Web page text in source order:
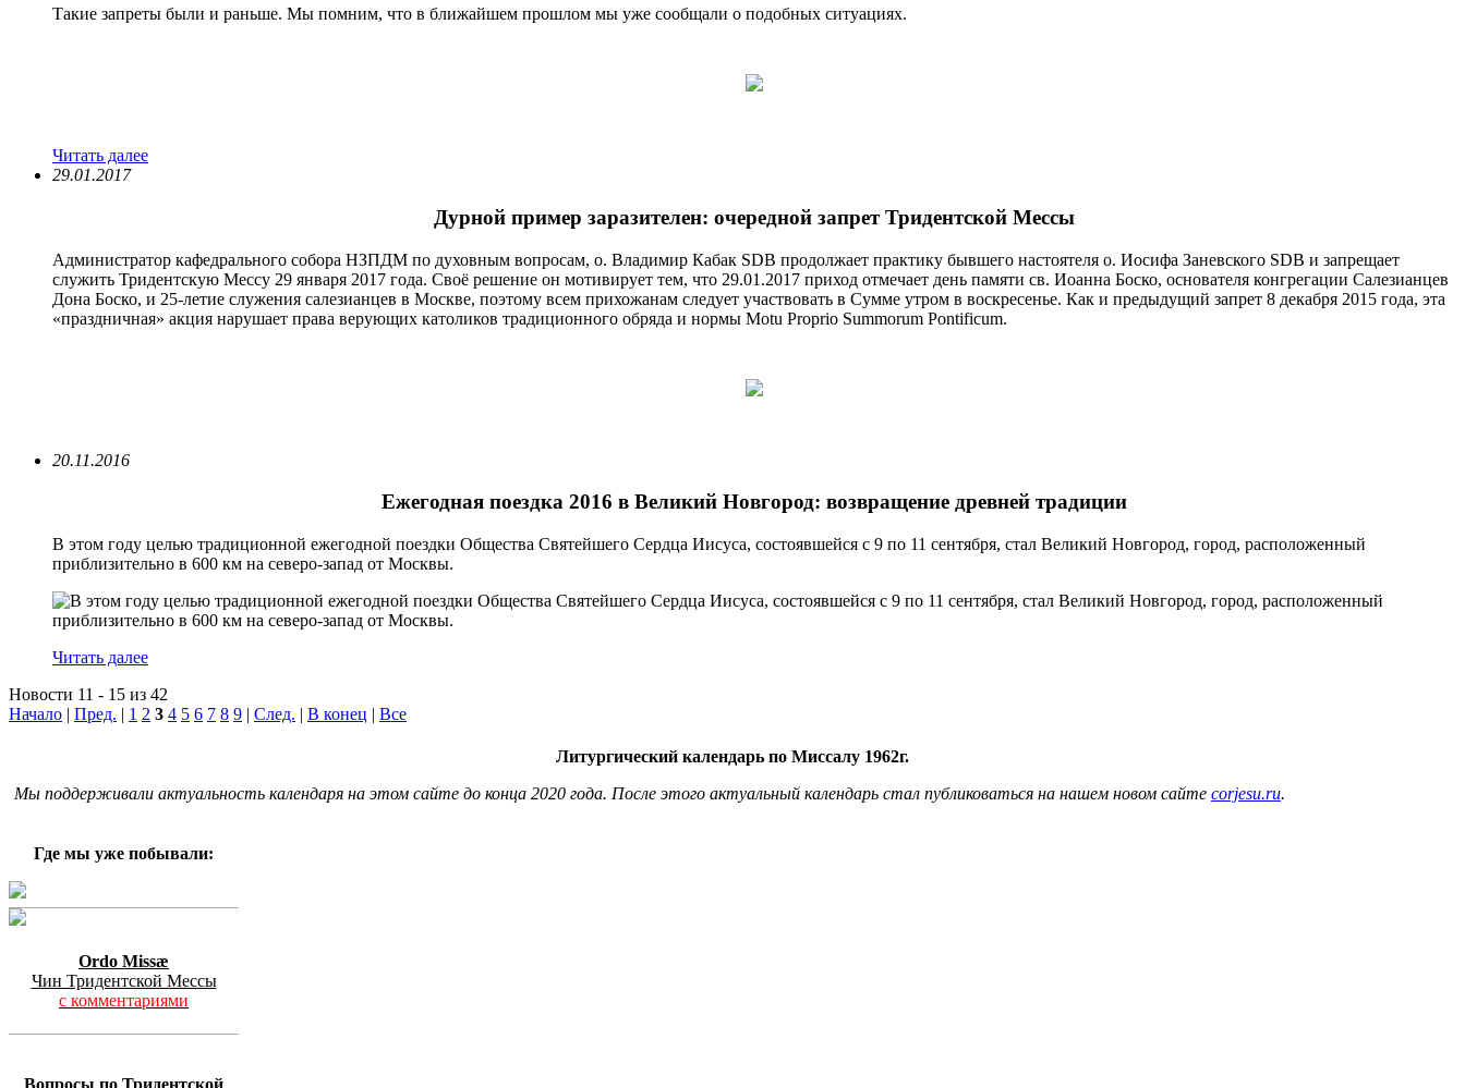
Такие запреты были и раньше. Мы помним, что в ближайшем прошлом мы уже сообщали о подобных ситуациях.
Читать далее
29.01.2017
Дурной пример заразителен: очередной запрет Тридентской Мессы
Администратор кафедрального собора НЗПДМ по духовным вопросам, о. Владимир Кабак SDB продолжает практику бывшего настоятеля о. Иосифа Заневского SDB и запрещает
служить Тридентскую Мессу 29 января 2017 года. Своё решение он мотивирует тем, что 29.01.2017 приход отмечает день памяти св. Иоанна Боско, основателя конгрегации Салезианцев
Дона Боско, и 25-летие служения салезианцев в Москве, поэтому всем прихожанам следует участвовать в Сумме утром в воскресенье. Как и предыдущий запрет 8 декабря 2015 года, эта
«праздничная» акция нарушает права верующих католиков традиционного обряда и нормы Motu Proprio Summorum Pontificum.
20.11.2016
Ежегодная поездка 2016 в Великий Новгород: возвращение древней традиции
В этом году целью традиционной ежегодной поездки Общества Святейшего Сердца Иисуса, состоявшейся с 9 по 11 сентября, стал Великий Новгород, город, расположенный
приблизительно в 600 км на северо-запад от Москвы.
Читать далее
Новости 11 - 15 из 42
Начало | Пред. | 1 2 3 4 5 6 7 8 9 | След. | В конец | Все
Литургический календарь по Миссалу 1962г.
Мы поддерживали актуальность календаря на этом сайте до конца 2020 года. После этого актуальный календарь стал публиковаться на нашем новом сайте corjesu.ru.
Где мы уже побывали:
Ordo Missæ
Чин Тридентской Мессы
с комментариями
Вопросы по Тридентской